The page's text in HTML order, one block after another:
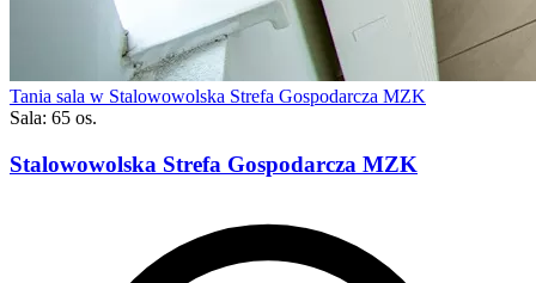
Tania sala w Stalowowolska Strefa Gospodarcza MZK
Sala: 65 os.
Stalowowolska Strefa Gospodarcza MZK